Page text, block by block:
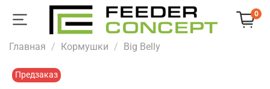
0
Главная Кормушки Big Belly
Предзаказ